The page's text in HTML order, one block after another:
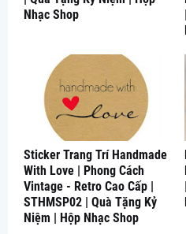
Nhạc Shop
Sticker Trang Trí Handmade
With Love | Phong Cách
Vintage - Retro Cao Cấp |
STHMSP02 | Quà Tặng Kỷ
Niệm | Hộp Nhạc Shop